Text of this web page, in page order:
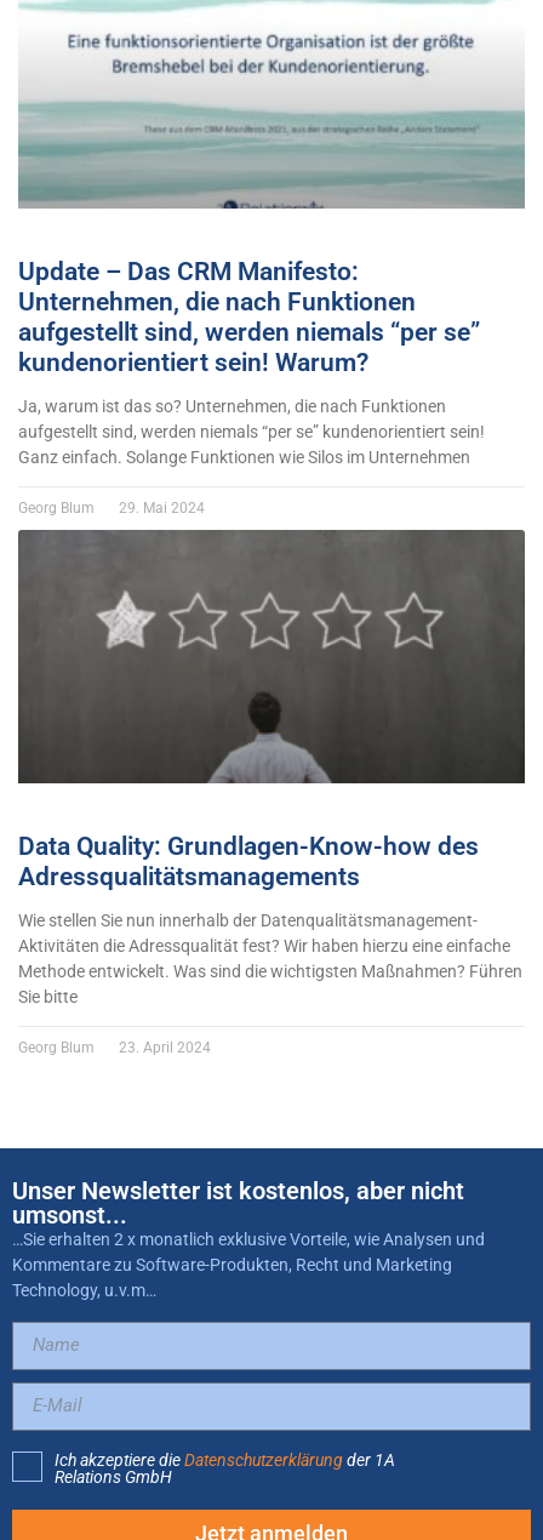
Update – Das CRM Manifesto:
Unternehmen, die nach Funktionen
aufgestellt sind, werden niemals “per se”
kundenorientiert sein! Warum?
Ja, warum ist das so? Unternehmen, die nach Funktionen
aufgestellt sind, werden niemals “per se” kundenorientiert sein!
Ganz einfach. Solange Funktionen wie Silos im Unternehmen
Georg Blum 29. Mai 2024
Data Quality: Grundlagen-Know-how des
Adressqualitätsmanagements
Wie stellen Sie nun innerhalb der Datenqualitätsmanagement-
Aktivitäten die Adressqualität fest? Wir haben hierzu eine einfache
Methode entwickelt. Was sind die wichtigsten Maßnahmen? Führen
Sie bitte
Georg Blum 23. April 2024
Unser Newsletter ist kostenlos, aber nicht
umsonst...
…Sie erhalten 2 x monatlich exklusive Vorteile, wie Analysen und
Kommentare zu Software-Produkten, Recht und Marketing
Technology, u.v.m…
Ich akzeptiere dieDatenschutzerklärungder 1A
Relations GmbH
Jetzt anmelden